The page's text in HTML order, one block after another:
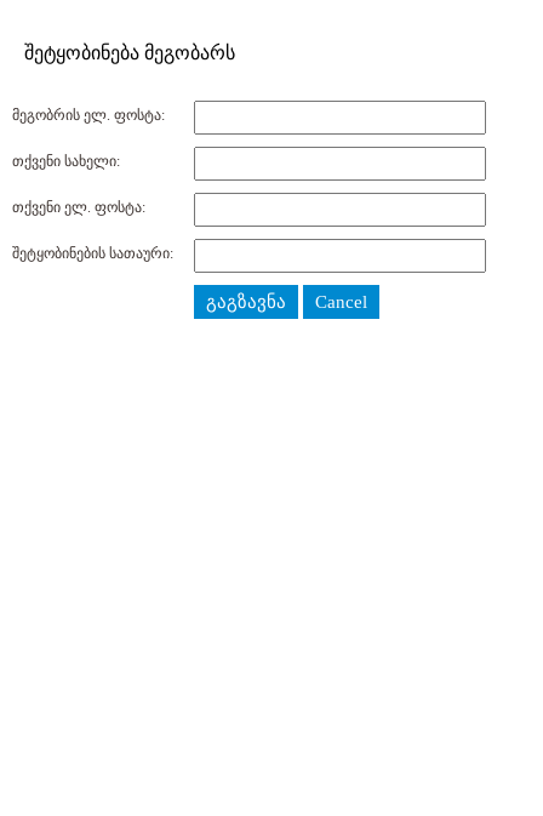
შეტყობინება მეგობარს
მეგობრის ელ. ფოსტა:
თქვენი სახელი:
თქვენი ელ. ფოსტა:
შეტყობინების სათაური:
გაგზავნა Cancel